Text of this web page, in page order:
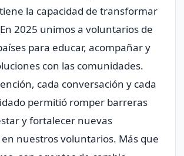
la capacidad de transformar
2025 unimos a voluntarios de
para educar, acompañar y
con las comunidades.
cada conversación y cada
permitió romper barreras
y fortalecer nuevas
nuestros voluntarios. Más que